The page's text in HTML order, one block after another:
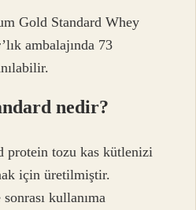
Gold Standard Whey
ambalajında ​​73
nedir?
protein tozu kas kütlenizi
için üretilmiştir.
kullanıma